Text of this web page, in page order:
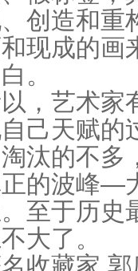
创造和重
现成的画
。
，艺术家
己天赋的
汰的不多
的波峰—
至于历史
大了。